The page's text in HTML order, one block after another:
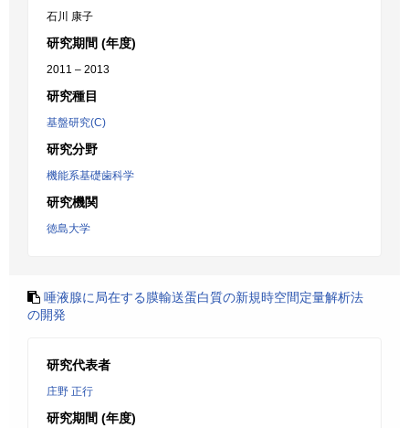
石川 康子
研究期間 (年度)
2011 – 2013
研究種目
基盤研究(C)
研究分野
機能系基礎歯科学
研究機関
徳島大学
唾液腺に局在する膜輸送蛋白質の新規時空間定量解析法
の開発
研究代表者
庄野 正行
研究期間 (年度)